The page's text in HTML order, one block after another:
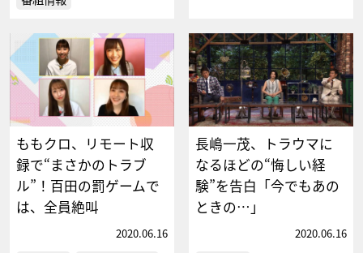
ももクロ、リモート収
録で“まさかのトラブ
ル”！百田の罰ゲームで
は、全員絶叫
2020.06.16
長嶋一茂、トラウマに
なるほどの“悔しい経
験”を告白「今でもあの
ときの…」
2020.06.16